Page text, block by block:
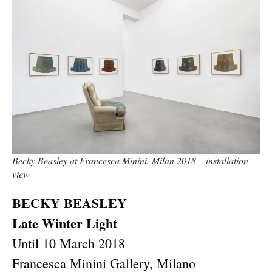
Becky Beasley at Francesca Minini, Milan 2018 – installation
view
BECKY BEASLEY
Late Winter Light
Until 10 March 2018
Francesca Minini Gallery, Milano